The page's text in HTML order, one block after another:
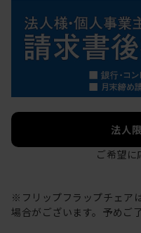
法人
ご希望に
※フリップフラップチェア
場合がございます。予めご